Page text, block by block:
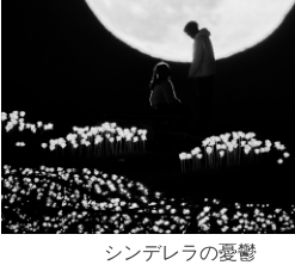
シンデレラの憂鬱